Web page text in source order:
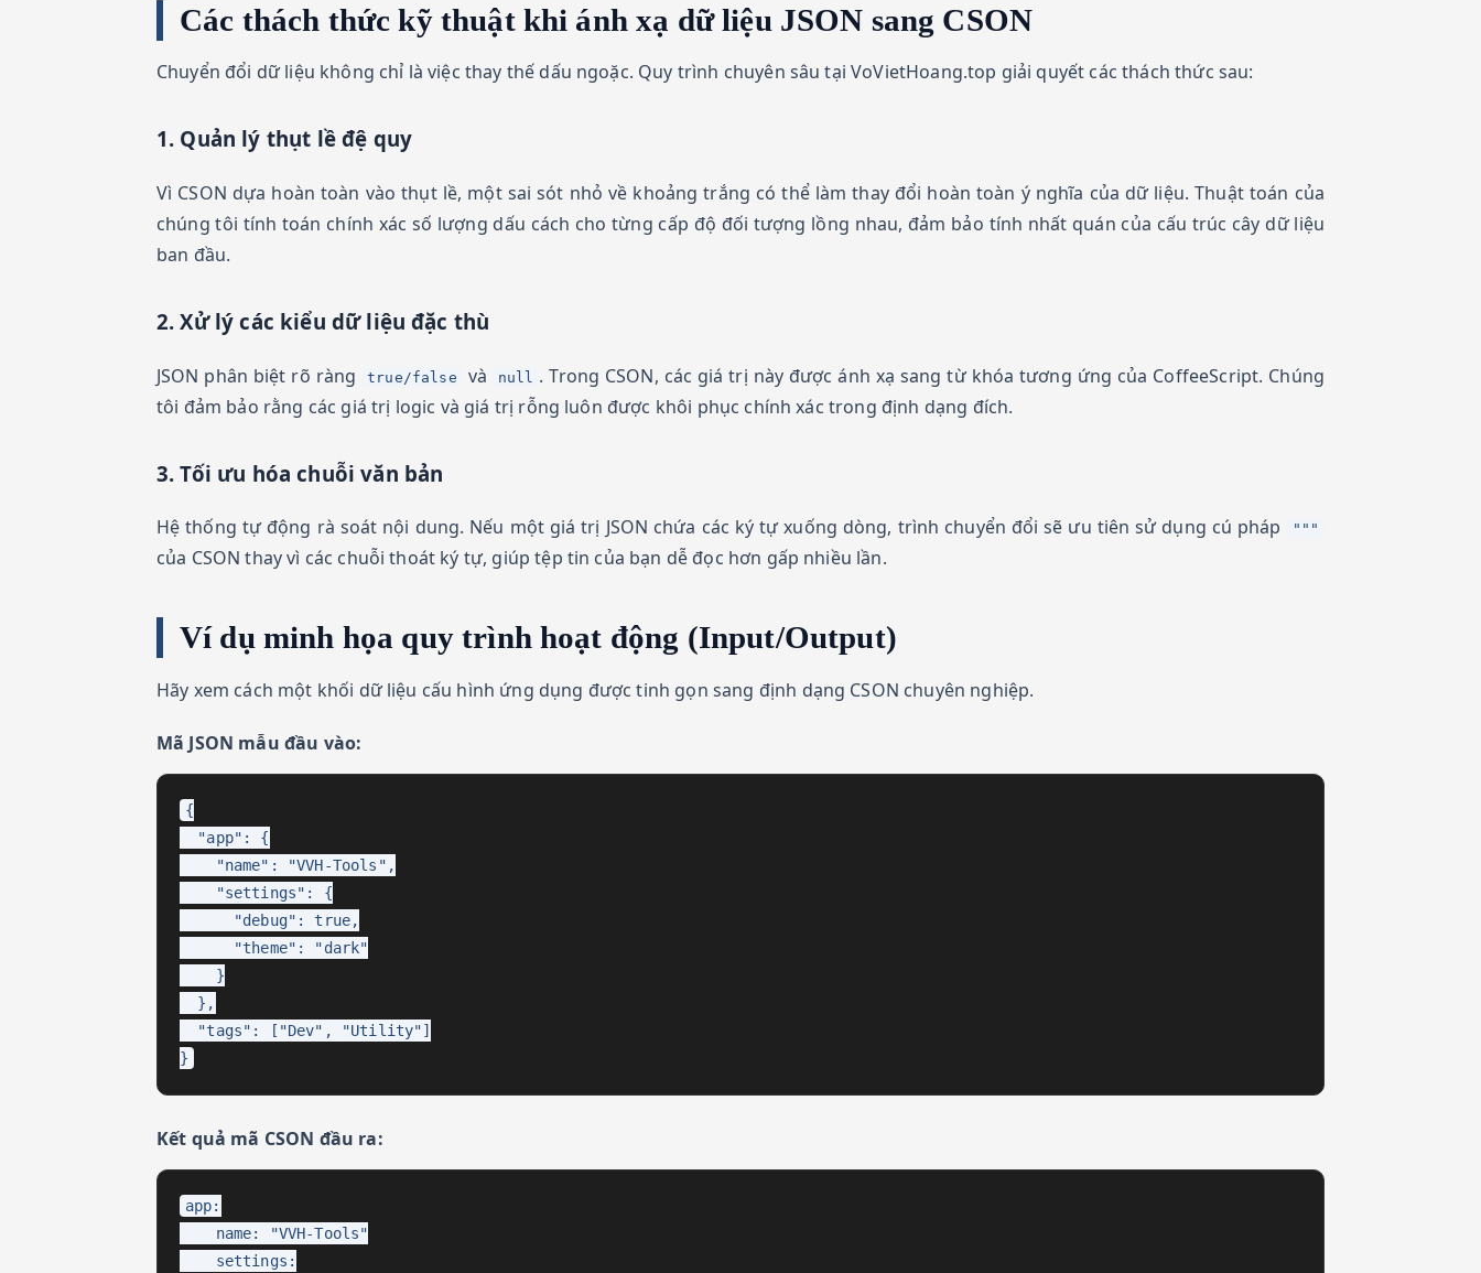
Các thách thức kỹ thuật khi ánh xạ dữ liệu JSON sang CSON
Chuyển đổi dữ liệu không chỉ là việc thay thế dấu ngoặc. Quy trình chuyên sâu tại VoVietHoang.top giải quyết các thách thức sau:
1. Quản lý thụt lề đệ quy
Vì CSON dựa hoàn toàn vào thụt lề, một sai sót nhỏ về khoảng trắng có thể làm thay đổi hoàn toàn ý nghĩa của dữ liệu. Thuật toán của
chúng tôi tính toán chính xác số lượng dấu cách cho từng cấp độ đối tượng lồng nhau, đảm bảo tính nhất quán của cấu trúc cây dữ liệu
ban đầu.
2. Xử lý các kiểu dữ liệu đặc thù
JSON phân biệt rõ ràng true/false và null . Trong CSON, các giá trị này được ánh xạ sang từ khóa tương ứng của CoffeeScript. Chúng
tôi đảm bảo rằng các giá trị logic và giá trị rỗng luôn được khôi phục chính xác trong định dạng đích.
3. Tối ưu hóa chuỗi văn bản
Hệ thống tự động rà soát nội dung. Nếu một giá trị JSON chứa các ký tự xuống dòng, trình chuyển đổi sẽ ưu tiên sử dụng cú pháp """
của CSON thay vì các chuỗi thoát ký tự, giúp tệp tin của bạn dễ đọc hơn gấp nhiều lần.
Ví dụ minh họa quy trình hoạt động (Input/Output)
Hãy xem cách một khối dữ liệu cấu hình ứng dụng được tinh gọn sang định dạng CSON chuyên nghiệp.
Mã JSON mẫu đầu vào:
{
  "app": {
    "name": "VVH-Tools",
    "settings": {
      "debug": true,
      "theme": "dark"
    }
  },
  "tags": ["Dev", "Utility"]
}
Kết quả mã CSON đầu ra:
app:
    name: "VVH-Tools"
    settings: